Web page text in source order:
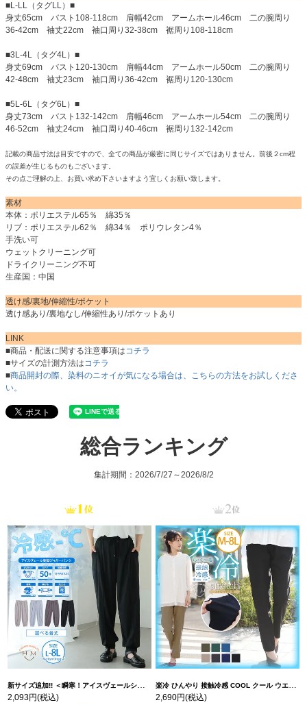
■L-LL（タグLL）■
身丈65cm バスト108-118cm 肩幅42cm アームホール46cm 二の腕周り
36-42cm 袖丈22cm 袖口周り32-38cm 裾周り108-118cm
■3L-4L（タグ4L）■
身丈69cm バスト120-130cm 肩幅44cm アームホール50cm 二の腕周り
42-48cm 袖丈23cm 袖口周り36-42cm 裾周り120-130cm
■5L-6L（タグ6L）■
身丈73cm バスト132-142cm 肩幅46cm アームホール54cm 二の腕周り
46-52cm 袖丈24cm 袖口周り40-46cm 裾周り132-142cm
記載の商品寸法は目安ですので、全ての商品が厳密に同じサイズではありません。前後２cm程
の誤差が生じるものもございます。
その点ご理解の上、お買い求め下さいますよう宜しくお願い致します。
素材
本体：ポリエステル65％ 綿35％
リブ：ポリエステル62％ 綿34％ ポリウレタン4％
手洗い可
ウェットクリーニング可
ドライクリーニング不可
生産国：中国
透け感/裏地/伸縮性/ポケット
透け感あり/裏地なし/伸縮性あり/ポケットあり
LINK
■商品・配送に関する注意事項はコチラ
■サイズの計測方法はコチラ
■商品開封の際、染料のニオイが気になる場合は、こちらの方法をお試しくださ
い。
総合ランキング
集計期間：2026/7/27～2026/8/2
新サイズ追加!! ＜瞬寒！アイスヴェールシリーズ＞ 美脚 ジョガーパンツ 【ウェストゴム】 【ストレッチ】 | 大きいサイズの通販ならハッピーマリリン
2,093円(税込)
楽冷 ひんやり 接触冷感 COOL クール ウエストゴム 楽ちん ストレッチ 美脚 レギパン 【ストレッチ】 | 大きいサイズの通販ならハッピーマリリン
2,690円(税込)